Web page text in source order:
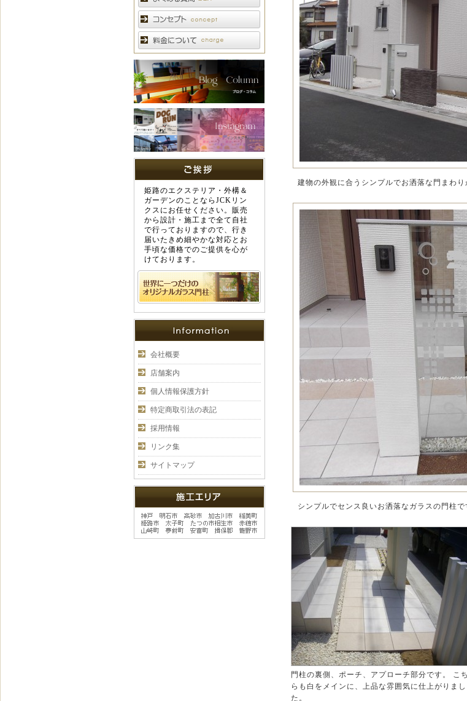
建物の外観に合うシンプルでお洒落な門まわり
シンプルでセンス良いお洒落なガラスの門柱で
門柱の裏側、ポーチ、アプローチ部分です。 こち
らも白をメインに、上品な雰囲気に仕上がりまし
た。
姫路のエクステリア・外構＆
ガーデンのことならJCKリン
クスにお任せください。販売
から設計・施工まで全て自社
で行っておりますので、行き
届いたきめ細やかな対応とお
手頃な価格でのご提供を心が
けております。
会社概要
店舗案内
個人情報保護方針
特定商取引法の表記
採用情報
リンク集
サイトマップ